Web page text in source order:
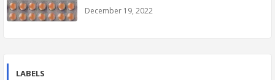
December 19, 2022
LABELS